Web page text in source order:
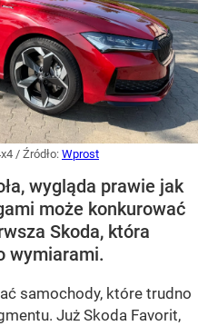
/ Źródło: Wprost
wygląda prawie jak
może konkurować
Skoda, która
wymiarami.
samochody, które trudno
Już Skoda Favorit,